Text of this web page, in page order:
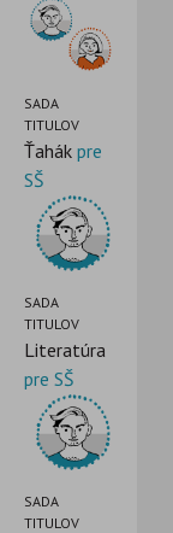
SADA
TITULOV
Ťahák pre
SŠ
SADA
TITULOV
Literatúra
pre SŠ
SADA
TITULOV